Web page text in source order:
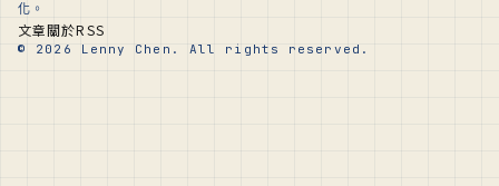
化。
文章關於RSS
© 2026 Lenny Chen. All rights reserved.